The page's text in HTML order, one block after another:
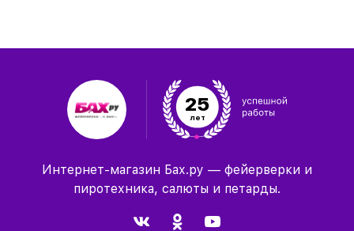
25
лет
Интернет-магазин Бах.ру — фейерверки и
пиротехника, салюты и петарды.